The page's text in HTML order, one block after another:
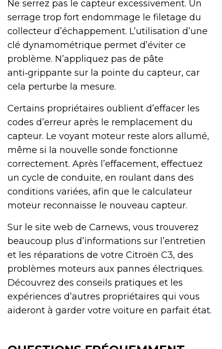
Ne serrez pas le capteur excessivement. Un
serrage trop fort endommage le filetage du
collecteur d’échappement. L’utilisation d’une
clé dynamométrique permet d’éviter ce
problème. N’appliquez pas de pâte
anti‑grippante sur la pointe du capteur, car
cela perturbe la mesure.
Certains propriétaires oublient d’effacer les
codes d’erreur après le remplacement du
capteur. Le voyant moteur reste alors allumé,
même si la nouvelle sonde fonctionne
correctement. Après l’effacement, effectuez
un cycle de conduite, en roulant dans des
conditions variées, afin que le calculateur
moteur reconnaisse le nouveau capteur.
Sur le site web de Carnews, vous trouverez
beaucoup plus d’informations sur l’entretien
et les réparations de votre Citroën C3, des
problèmes moteurs aux pannes électriques.
Découvrez des conseils pratiques et les
expériences d’autres propriétaires qui vous
aideront à garder votre voiture en parfait état.